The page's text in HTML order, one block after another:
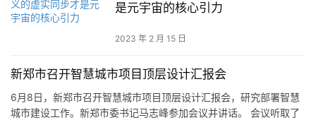
是元宇宙的核心引力
2023 年 2 月 15 日
新郑市召开智慧城市项目顶层设计汇报会
6月8日，新郑市召开智慧城市项目顶层设计汇报会，研究部署智慧
城市建设工作。新郑市委书记马志峰参加会议并讲话。 会议听取了